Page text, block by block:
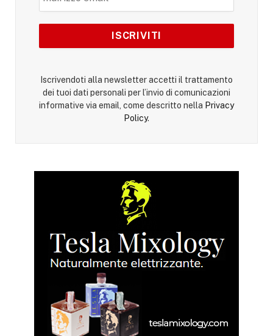
Iscrivendoti alla newsletter accetti il trattamento
dei tuoi dati personali per l’invio di comunicazioni
informative via email, come descritto nella Privacy
Policy.